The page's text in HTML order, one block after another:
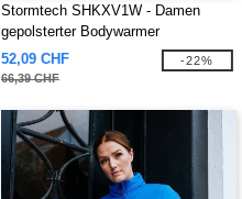
Stormtech SHKXV1W - Damen
gepolsterter Bodywarmer
52,09 CHF
66,39 CHF
-22%